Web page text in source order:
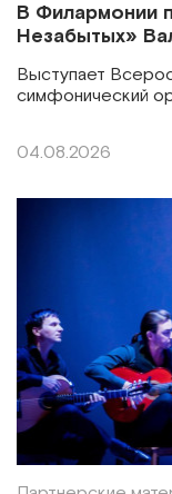
В Филармонии
Незабытых»
Выступает
симфонический
04.08.2026